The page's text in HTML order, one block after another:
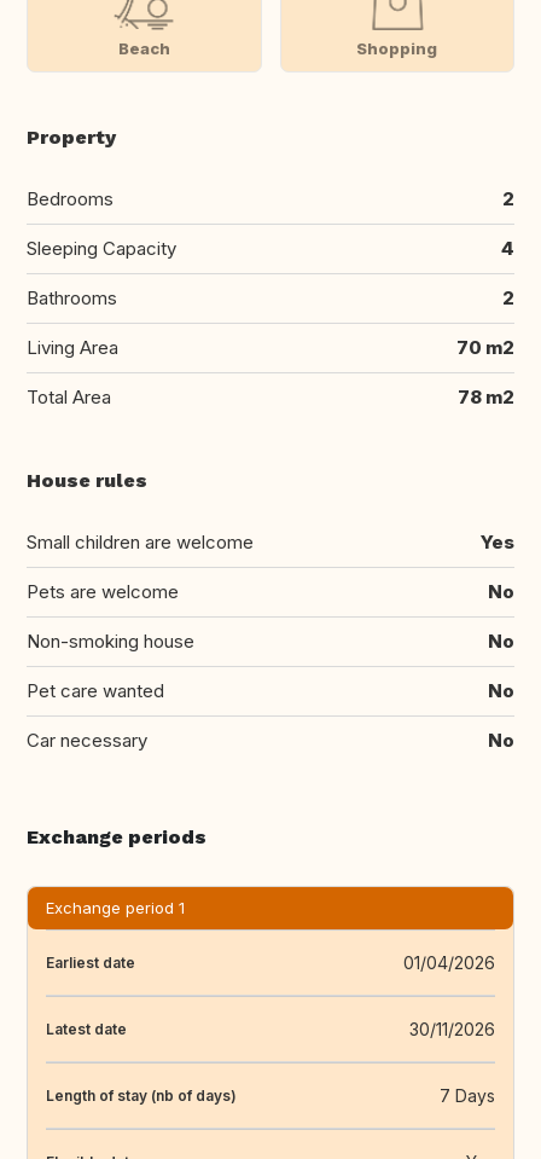
Beach Shopping
Property
Bedrooms 2
Sleeping Capacity 4
Bathrooms 2
Living Area 70 m2
Total Area 78 m2
House rules
Small children are welcome Yes
Pets are welcome No
Non-smoking house No
Pet care wanted No
Car necessary No
Exchange periods
Exchange period 1
Earliest date 01/04/2026
Latest date 30/11/2026
Length of stay (nb of days) 7 Days